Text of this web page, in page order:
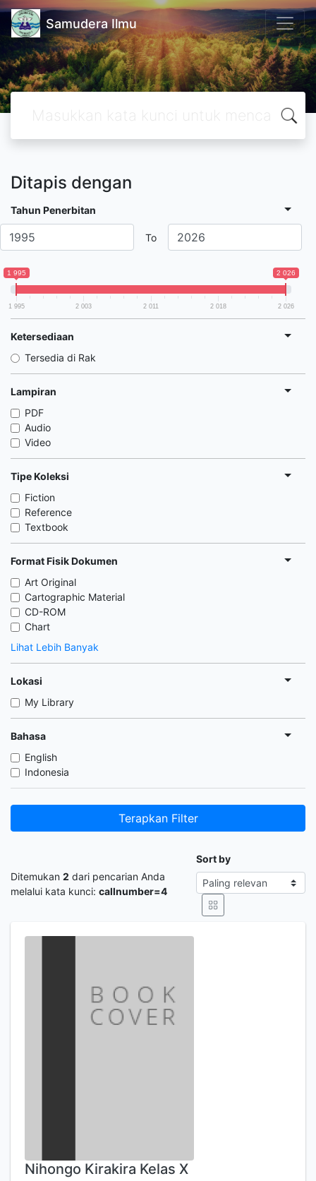
Samudera Ilmu
Ditapis dengan
Tahun Penerbitan
To
1 995 2 026
1 995 2 003 2 011 2 018 2 026
Ketersediaan
Tersedia di Rak
Lampiran
PDF
Audio
Video
Tipe Koleksi
Fiction
Reference
Textbook
Format Fisik Dokumen
Art Original
Cartographic Material
CD-ROM
Chart
Lihat Lebih Banyak
Lokasi
My Library
Bahasa
English
Indonesia
Terapkan Filter
Ditemukan 2 dari pencarian Anda
melalui kata kunci: callnumber=4
Sort by
Nihongo Kirakira Kelas X